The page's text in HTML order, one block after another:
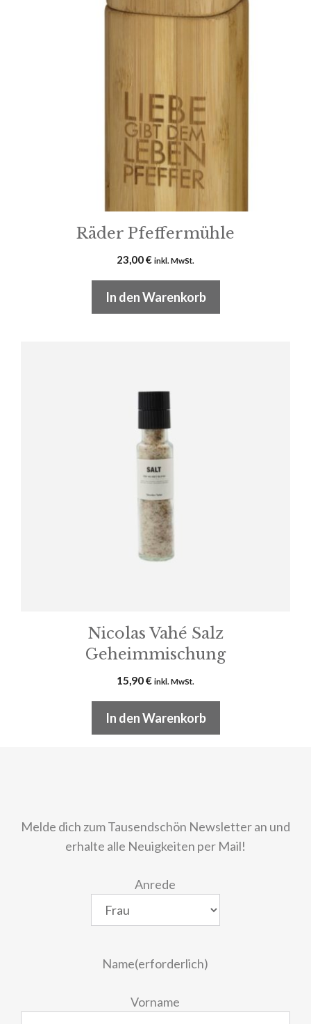
Räder Pfeffermühle
23,00€ inkl. MwSt.
In den Warenkorb
Nicolas Vahé Salz
Geheimmischung
15,90€ inkl. MwSt.
In den Warenkorb
Melde dich zum Tausendschön Newsletter an und
erhalte alle Neuigkeiten per Mail!
Anrede
Name(erforderlich)
Vorname